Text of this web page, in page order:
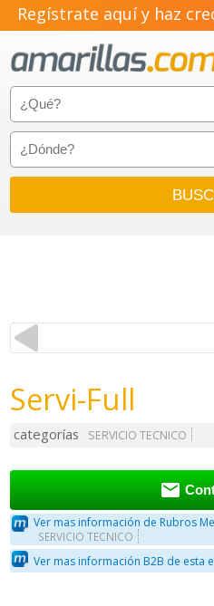
Regístrate aquí y haz
Servi-Full
categorías SERVICIO TECNICO

Ver mas información de Rubros
SERVICIO TECNICO
Ver mas información B2B de esta